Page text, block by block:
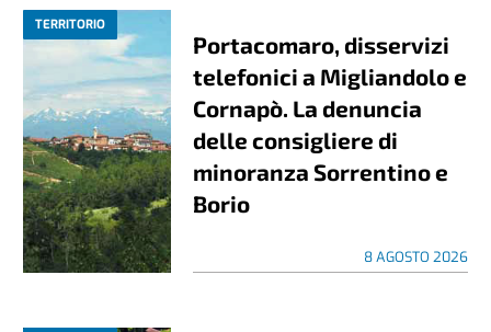
TERRITORIO
Portacomaro, disservizi
telefonici a Migliandolo e
Cornapò. La denuncia
delle consigliere di
minoranza Sorrentino e
Borio
8 AGOSTO 2026